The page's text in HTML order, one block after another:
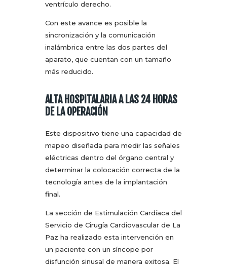
ventrículo derecho.
Con este avance es posible la
sincronización y la comunicación
inalámbrica entre las dos partes del
aparato, que cuentan con un tamaño
más reducido.
ALTA HOSPITALARIA A LAS 24 HORAS
DE LA OPERACIÓN
Este dispositivo tiene una capacidad de
mapeo diseñada para medir las señales
eléctricas dentro del órgano central y
determinar la colocación correcta de la
tecnología antes de la implantación
final.
La sección de Estimulación Cardíaca del
Servicio de Cirugía Cardiovascular de La
Paz ha realizado esta intervención en
un paciente con un síncope por
disfunción sinusal de manera exitosa. El